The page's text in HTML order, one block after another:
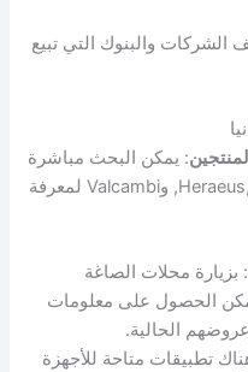
الشركات والبنوك التي تبيع
: يمكن البحث مباشرة
على مواقع شركات مثل Heraeus, C. Hafner, وValcambi لمعرفة
: بزيارة محلات الصاغة
يمكن الحصول على معلومات
الحالية.
تطبيقات متاحة للأجهزة